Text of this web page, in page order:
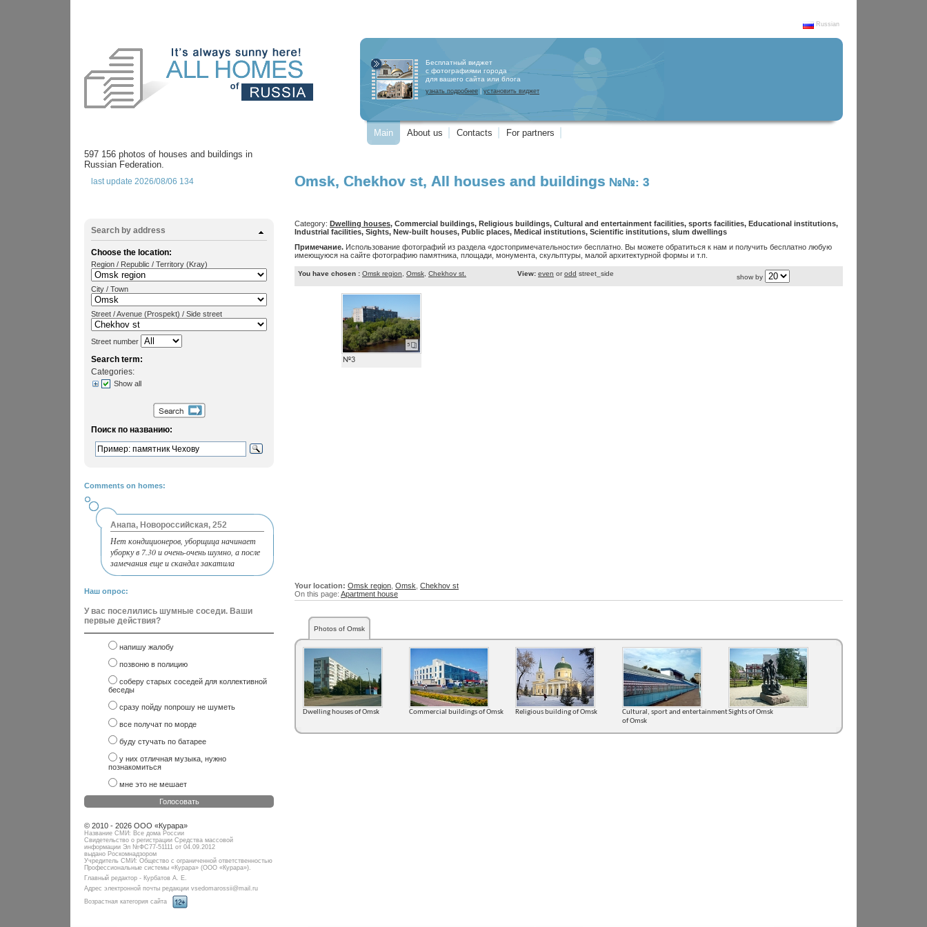
Russian
Бесплатный виджет
с фотографиями города
для вашего сайта или блога
узнать подробнее установить виджет
Main About us Contacts For partners
597 156 photos of houses and buildings in
Russian Federation.
last update 2026/08/06 134
Search by address
Choose the location:
Region / Republic / Territory (Kray)
City / Town
Street / Avenue (Prospekt) / Side street
Street number
Search term:
Categories:
Show all
Поиск по названию:
Comments on homes:
Анапа, Новороссийская, 252
Нет кондиционеров, уборщица начинает
уборку в 7.30 и очень-очень шумно, а после
замечания еще и скандал закатила
Наш опрос:
У вас поселились шумные соседи. Ваши
первые действия?
напишу жалобу
позвоню в полицию
соберу старых соседей для коллективной
беседы
сразу пойду попрошу не шуметь
все получат по морде
буду стучать по батарее
у них отличная музыка, нужно
познакомиться
мне это не мешает
Голосовать
Omsk, Chekhov st, All houses and buildings №№: 3
Category: Dwelling houses, Commercial buildings, Religious buildings, Cultural and entertainment facilities, sports facilities, Educational institutions,
Industrial facilities, Sights, New-built houses, Public places, Medical institutions, Scientific institutions, slum dwellings
Примечание. Использование фотографий из раздела «достопримечательности» бесплатно. Вы можете обратиться к нам и получить бесплатно любую
имеющуюся на сайте фотографию памятника, площади, монумента, скульптуры, малой архитектурной формы и т.п.
You have chosen : Omsk region Omsk Chekhov st. View: even orodd street_side show by
№3
5
Your location: Omsk region Omsk Chekhov st
On this page: Apartment house
Photos of Omsk
Dwelling houses of Omsk Commercial buildings of Omsk Religious building of Omsk
Cultural, sport and entertainment
of Omsk
Sights of Omsk
© 2010 - 2026 ООО «Курара»
Название СМИ: Все дома России
Свидетельство о регистрации Средства массовой
информации Эл №ФC77-51111 от 04.09.2012
выдано Роскомнадзором
Учредитель СМИ: Общество с ограниченной ответственностью
Профессиональные системы «Курара» (ООО «Курара»).
Главный редактор - Курбатов А. Е.
Адрес электронной почты редакции vsedomarossii@mail.ru
Возрастная категория сайта